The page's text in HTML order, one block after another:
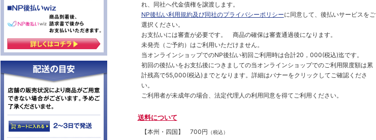
れ、同社へ代金債権を譲渡します。
NP後払い利用規約及び同社のプライバシーポリシーに同意して、後払いサービスをご
選択ください。
お支払いには審査が必要です。 商品の確保は審査通過後になります。
未発売（ご予約）はご利用いただけません。
当オンラインショップでのNP後払い初回ご利用時は合計20，000(税込)迄です。
初回の後払いをお支払後につきましての当オンラインショップでのご利用限度額は累
計残高で55,000(税込)までとなります。詳細はバナーをクリックしてご確認くださ
い。
ご利用者が未成年の場合、法定代理人の利用同意を得てご利用ください。
送料について
【本州・四国】 700円 （税込）